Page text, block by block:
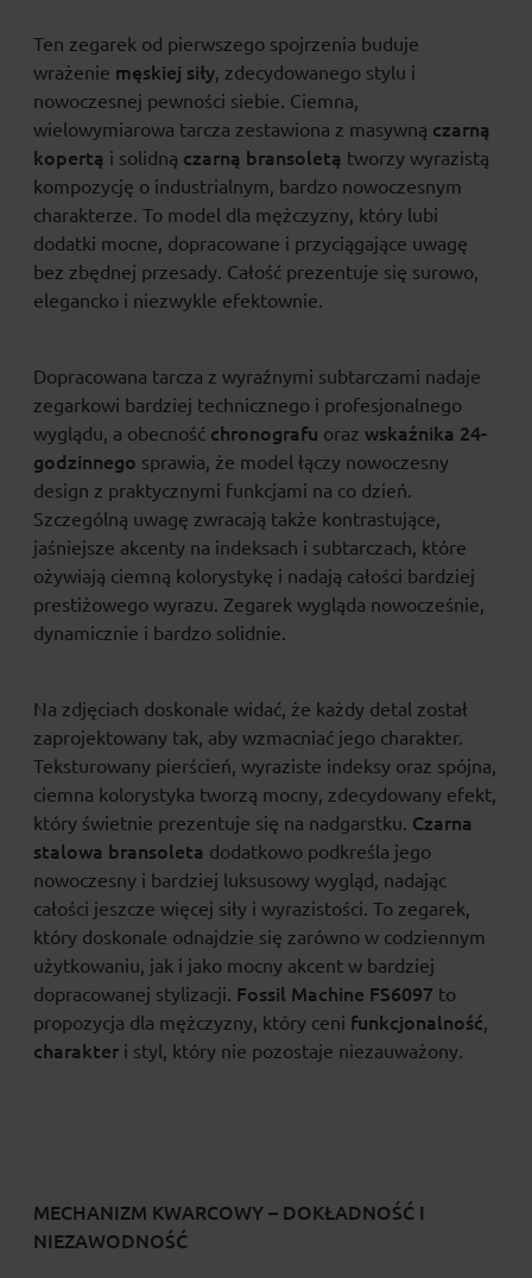
Ten zegarek od pierwszego spojrzenia buduje
wrażenie męskiej siły, zdecydowanego stylu i
nowoczesnej pewności siebie. Ciemna,
wielowymiarowa tarcza zestawiona z masywną czarną
kopertą i solidną czarną bransoletą tworzy wyrazistą
kompozycję o industrialnym, bardzo nowoczesnym
charakterze. To model dla mężczyzny, który lubi
dodatki mocne, dopracowane i przyciągające uwagę
bez zbędnej przesady. Całość prezentuje się surowo,
elegancko i niezwykle efektownie.
Dopracowana tarcza z wyraźnymi subtarczami nadaje
zegarkowi bardziej technicznego i profesjonalnego
wyglądu, a obecność chronografu oraz wskaźnika 24-
godzinnego sprawia, że model łączy nowoczesny
design z praktycznymi funkcjami na co dzień.
Szczególną uwagę zwracają także kontrastujące,
jaśniejsze akcenty na indeksach i subtarczach, które
ożywiają ciemną kolorystykę i nadają całości bardziej
prestiżowego wyrazu. Zegarek wygląda nowocześnie,
dynamicznie i bardzo solidnie.
Na zdjęciach doskonale widać, że każdy detal został
zaprojektowany tak, aby wzmacniać jego charakter.
Teksturowany pierścień, wyraziste indeksy oraz spójna,
ciemna kolorystyka tworzą mocny, zdecydowany efekt,
który świetnie prezentuje się na nadgarstku. Czarna
stalowa bransoleta dodatkowo podkreśla jego
nowoczesny i bardziej luksusowy wygląd, nadając
całości jeszcze więcej siły i wyrazistości. To zegarek,
który doskonale odnajdzie się zarówno w codziennym
użytkowaniu, jak i jako mocny akcent w bardziej
dopracowanej stylizacji. Fossil Machine FS6097 to
propozycja dla mężczyzny, który ceni funkcjonalność,
charakter i styl, który nie pozostaje niezauważony.
MECHANIZM KWARCOWY – DOKŁADNOŚĆ I
NIEZAWODNOŚĆ